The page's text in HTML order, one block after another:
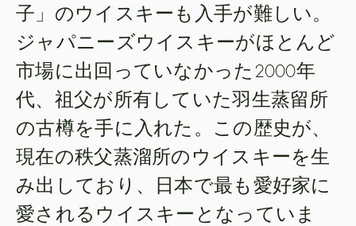
子」のウイスキーも入手が難しい。
ジャパニーズウイスキーがほとんど
市場に出回っていなかった2000年
代、祖父が所有していた羽生蒸留所
の古樽を手に入れた。この歴史が、
現在の秩父蒸溜所のウイスキーを生
み出しており、日本で最も愛好家に
愛されるウイスキーとなっていま